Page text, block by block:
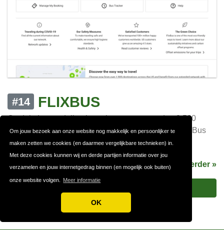
Om jouw bezoek aan onze website nog makkelijk en persoonlijker te
maken zetten we cookies (en daarmee vergelijkbare technieken) in.
Met deze cookies kunnen wij en derde partijen informatie over jou
verzamelen en jouw internetgedrag binnen (en mogelijk ook buiten)
onze website volgen. Meer informatie
OK
#14 FLIXBUS
Ontdek de voordelige busreizen naar meer dan 2.500
bestemmingen vanaf €5 en reis comfortabel met FlixBus
naar jouw ideale wandelbestemming!
Lees verder »